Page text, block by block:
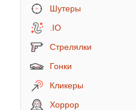
Шутеры
.IO
Стрелялки
Гонки
Кликеры
Хоррор